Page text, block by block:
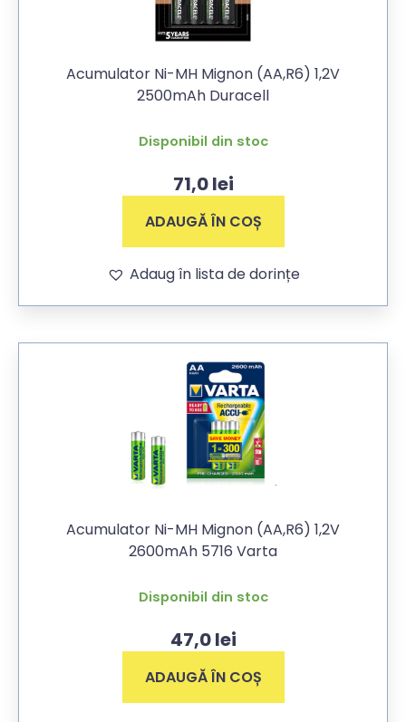
Acumulator Ni-MH Mignon (AA,R6) 1,2V
2500mAh Duracell
Disponibil din stoc
71,0lei
ADAUGĂ ÎN COȘ
Adaug în lista de dorințe
Acumulator Ni-MH Mignon (AA,R6) 1,2V
2600mAh 5716 Varta
Disponibil din stoc
47,0lei
ADAUGĂ ÎN COȘ